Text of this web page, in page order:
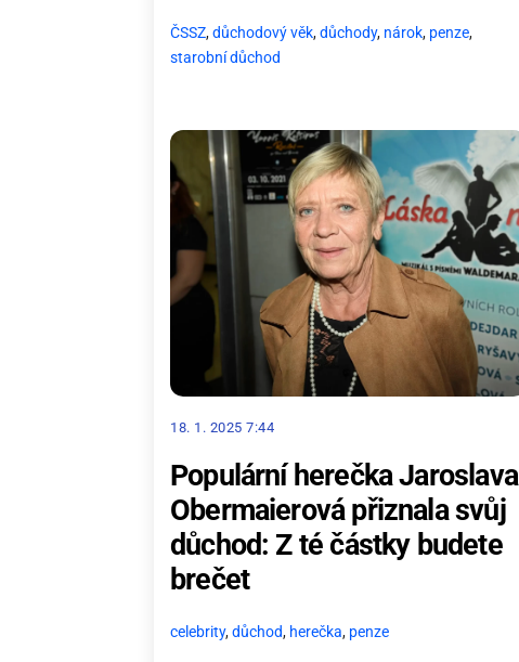
ČSSZ,důchodový věk,důchody, nárok, penze,
starobní důchod
18. 1. 2025 7:44
Populární herečka Jaroslava
Obermaierová přiznala svůj
důchod: Z té částky budete
brečet
celebrity,důchod, herečka, penze